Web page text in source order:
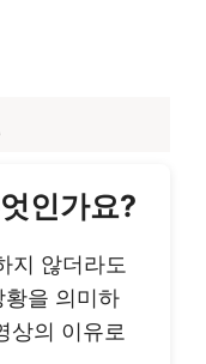
인가요?
지 않더라도
을 의미하
상의 이유로